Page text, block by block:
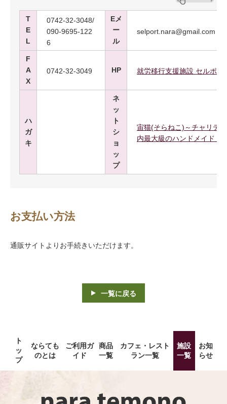
T
E
L
0742-32-3048/
090-9695-122
6
Eメ
ー
ル
selport.nara@gmail.com
F
A
X
0742-32-3049 HP 就労移行支援施設 セルポー
ハ
ガ
キ
ネ
ッ
ト
シ
ョ
ッ
プ
宙猫(そらねこ)～チャリテ
内最大級のハンドメイド・
お支払い方法
通販サイトよりお手続きいただけます。
一覧に戻る
ト
ッ
プ
ならても
のとは
ご利用ガ
イド
商品
一覧
カフェ・レスト
ラン一覧
施設
一覧
お知
らせ